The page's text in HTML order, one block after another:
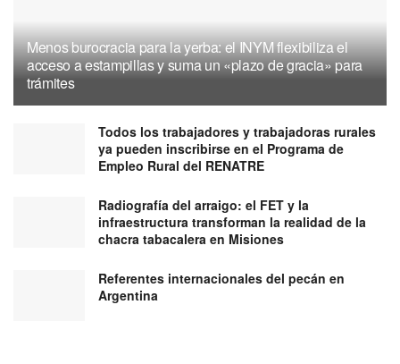
Menos burocracia para la yerba: el INYM flexibiliza el
acceso a estampillas y suma un «plazo de gracia» para
trámites
Todos los trabajadores y trabajadoras rurales
ya pueden inscribirse en el Programa de
Empleo Rural del RENATRE
Radiografía del arraigo: el FET y la
infraestructura transforman la realidad de la
chacra tabacalera en Misiones
Referentes internacionales del pecán en
Argentina